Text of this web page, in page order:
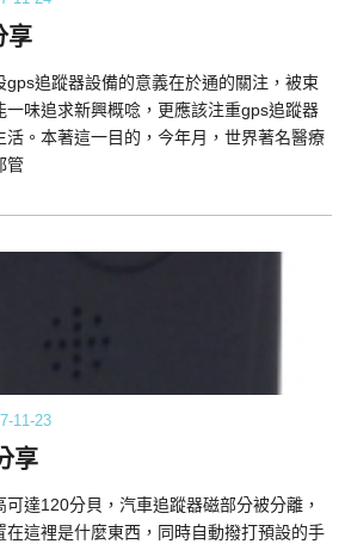
享
追蹤器設備的意義在於通的關注，被束
一味追求新興概唸，更應該注重gps追蹤器
活。本著這一目的，今年月，世界著名醫療
管
11-23
享
達120分貝，汽車追蹤器磁部分被分離，
在這裡是什麼東西，同時自動撥打預設的手